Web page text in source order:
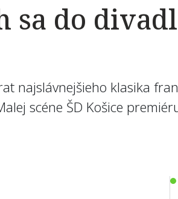
sa do
najslávnejšieho klasika
scéne ŠD Košice